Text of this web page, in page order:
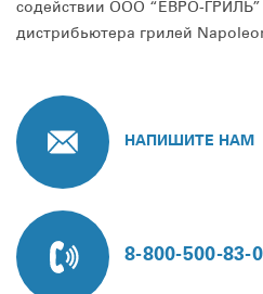
содействии ООО “ЕВРО-ГРИЛЬ”
дистрибьютера грилей
НАПИШИТЕ НАМ
8-800-500-83-